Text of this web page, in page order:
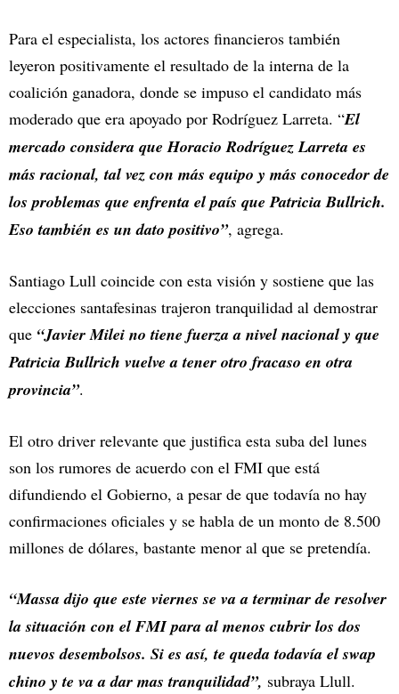
Para el especialista, los actores financieros también
leyeron positivamente el resultado de la interna de la
coalición ganadora, donde se impuso el candidato más
moderado que era apoyado por Rodríguez Larreta. “El
mercado considera que Horacio Rodríguez Larreta es
más racional, tal vez con más equipo y más conocedor de
los problemas que enfrenta el país que Patricia Bullrich.
Eso también es un dato positivo”, agrega.
Santiago Lull coincide con esta visión y sostiene que las
elecciones santafesinas trajeron tranquilidad al demostrar
que “Javier Milei no tiene fuerza a nivel nacional y que
Patricia Bullrich vuelve a tener otro fracaso en otra
provincia”.
El otro driver relevante que justifica esta suba del lunes
son los rumores de acuerdo con el FMI que está
difundiendo el Gobierno, a pesar de que todavía no hay
confirmaciones oficiales y se habla de un monto de 8.500
millones de dólares, bastante menor al que se pretendía.
“Massa dijo que este viernes se va a terminar de resolver
la situación con el FMI para al menos cubrir los dos
nuevos desembolsos. Si es así, te queda todavía el swap
chino y te va a dar mas tranquilidad”, subraya Llull.